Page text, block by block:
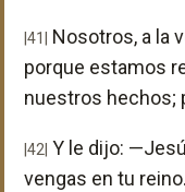
|41|
Nosotros, a la
porque estamos
nuestros hechos;
|42| Y le dijo:
vengas en tu reino.